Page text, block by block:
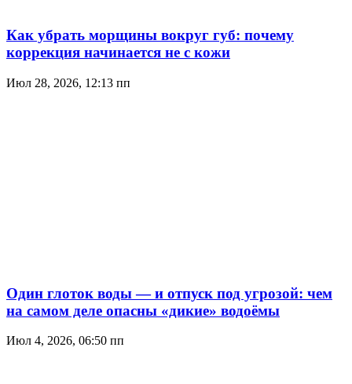
Как убрать морщины вокруг губ: почему
коррекция начинается не с кожи
Июл 28, 2026, 12:13 пп
Один глоток воды — и отпуск под угрозой: чем
на самом деле опасны «дикие» водоёмы
Июл 4, 2026, 06:50 пп